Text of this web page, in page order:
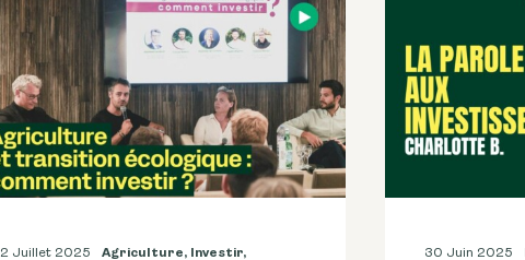
2 Juillet 2025 Agriculture, Investir, 30 Juin 2025